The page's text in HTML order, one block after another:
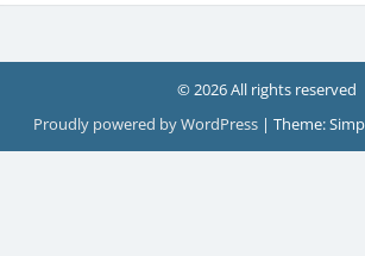
© 2026 All rights reserved
Proudly powered by WordPress | Theme: